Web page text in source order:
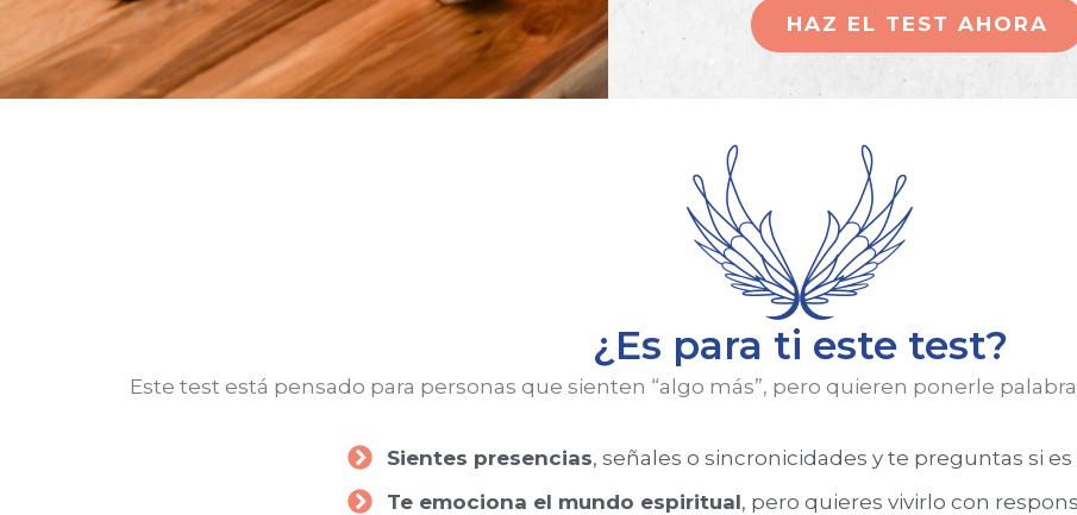
HAZ EL TEST AHORA
¿Es para ti este test?
Este test está pensado para personas que sienten “algo más”, pero quieren ponerle
Sientes presencias, señales o sincronicidades y te preguntas si
Te emociona el mundo espiritual, pero quieres vivirlo con